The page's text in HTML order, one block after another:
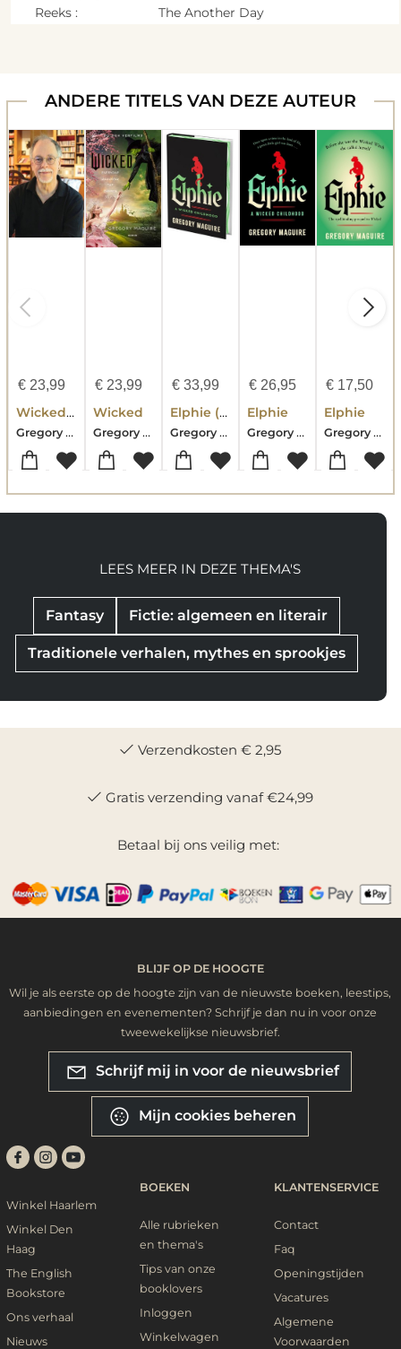
Reeks :
The Another Day
ANDERE TITELS VAN DEZE AUTEUR
€23,99
Wicked [Movie tie-in #2]
Gregory Maguire
€23,99
Wicked
Gregory Maguire
€ 33,99
Elphie (Deluxe Limited Edition)
Gregory Maguire
€ 26,95
Elphie
Gregory Maguire
€ 17,50
Elphie
Gregory Maguire
Fantasy Fictie: algemeen en literair
Traditionele verhalen, mythes en sprookjes
LEES MEER IN DEZE THEMA'S
Verzendkosten € 2,95
Gratis verzending vanaf €24,99
Betaal bij ons veilig met:
BLIJF OP DE HOOGTE
Wil je als eerste op de hoogte zijn van de nieuwste boeken, leestips,
aanbiedingen en evenementen? Schrijf je dan nu in voor onze
tweewekelijkse nieuwsbrief.
Schrijf mij in voor de nieuwsbrief
Mijn cookies beheren
Winkel Haarlem
Winkel Den
Haag
The English
Bookstore
Ons verhaal
Nieuws
BOEKEN
Alle rubrieken
en thema's
Tips van onze
booklovers
Inloggen
Winkelwagen
KLANTENSERVICE
Contact
Faq
Openingstijden
Vacatures
Algemene
Voorwaarden